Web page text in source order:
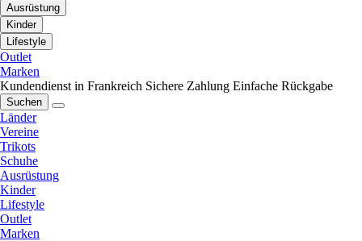
Ausrüstung
Kinder
Lifestyle
Outlet
Marken
Kundendienst in Frankreich Sichere Zahlung Einfache Rückgabe
Suchen
Länder
Vereine
Trikots
Schuhe
Ausrüstung
Kinder
Lifestyle
Outlet
Marken